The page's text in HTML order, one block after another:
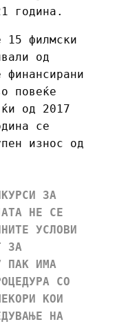
година.
15 филмски
од
повеќе
од 2017
се
износ од
ЗА
НЕ СЕ
УСЛОВИ
ЗА
ПАК ИМА
СО
КОИ
НА